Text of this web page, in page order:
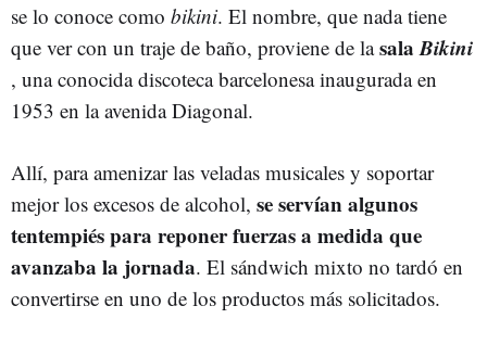
se lo conoce como bikini. El nombre, que nada tiene
que ver con un traje de baño, proviene de lasalaBikini
, una conocida discoteca barcelonesa inaugurada en
1953 en la avenida Diagonal.
Allí, para amenizar las veladas musicales y soportar
mejor los excesos de alcohol, se servían algunos
tentempiés para reponer fuerzas a medida que
avanzaba la jornada. El sándwich mixto no tardó en
convertirse en uno de los productos más solicitados.